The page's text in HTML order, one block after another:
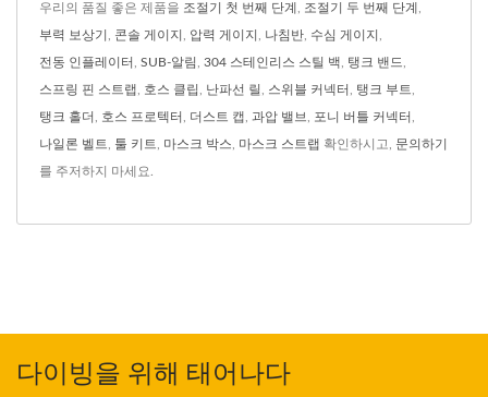
우리의 품질 좋은 제품을 조절기 첫 번째 단계 조절기 두 번째 단계
부력 보상기 콘솔 게이지 압력 게이지 나침반 수심 게이지
전동 인플레이터 SUB-알림 304 스테인리스 스틸 백 탱크 밴드
스프링 핀 스트랩 호스 클립 난파선 릴 스위블 커넥터 탱크 부트
탱크 홀더 호스 프로텍터 더스트 캡 과압 밸브 포니 버틀 커넥터
나일론 벨트 툴 키트 마스크 박스 마스크 스트랩 확인하시고, 문의하기
를 주저하지 마세요.
다이빙을 위해 태어나다